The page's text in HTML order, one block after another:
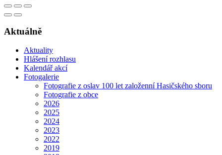
Aktuálně
Aktuality
Hlášení rozhlasu
Kalendář akcí
Fotogalerie
Fotografie z oslav 100 let založenní Hasičského sboru
Fotografie z obce
2026
2025
2024
2023
2022
2019